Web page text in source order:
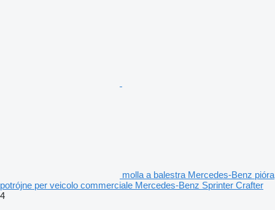
molla a balestra Mercedes-Benz pióra
potrójne per veicolo commerciale Mercedes-Benz Sprinter Crafter
4